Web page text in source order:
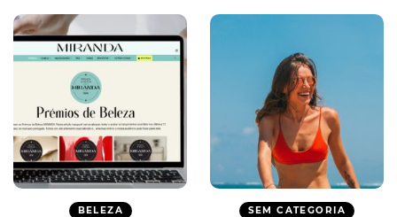
BELEZA SEM CATEGORIA